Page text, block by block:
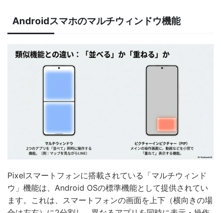
Androidスマホのマルチウィンドウ機能
Pixelスマートフォンに搭載されている「マルチウィンド
ウ」機能は、Android OSの標準機能として提供されてい
ます。これは、スマートフォンの画面を上下（横向きの場